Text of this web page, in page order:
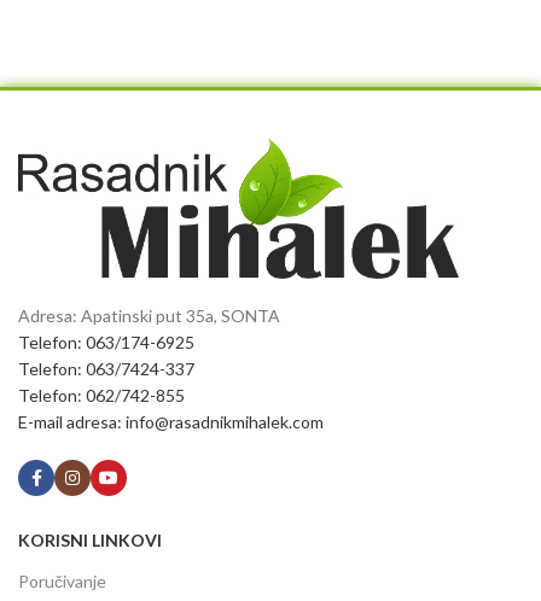
Adresa: Apatinski put 35a, SONTA
Telefon: 063/174-6925
Telefon: 063/7424-337
Telefon: 062/742-855
E-mail adresa: info@rasadnikmihalek.com
KORISNI LINKOVI
Poručivanje